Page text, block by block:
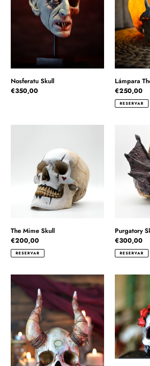
i
ó
n
Nosferatu Skull
Precio
€350,00
Lámpara
Precio
habitual
€250,00
RESERVAR
The Mime Skull
Precio
habitual
€200,00
RESERVAR
Purgatory
Precio
habitual
€300,00
RESERVAR
Skull
Pequeña